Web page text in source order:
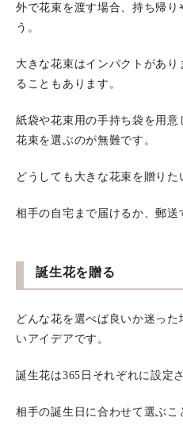
外で花束を渡す場合、持ち帰り
う。
大きな花束はインパクトがあ
ることもあります。
紙袋や花束用の手持ち袋を用
花束を選ぶのが無難です。
どうしても大きな花束を贈りた
相手の自宅まで届けるか、郵送
誕生花を贈る
どんな花を選べば良いか迷っ
いアイデアです。
誕生花は365日それぞれに設定
相手の誕生日に合わせて選ぶこ